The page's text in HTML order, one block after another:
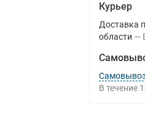
Курьер
Доставка
области
Самовывоз
В течение